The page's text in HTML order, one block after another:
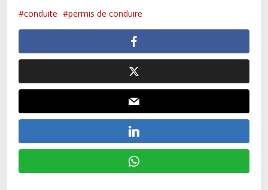
conduite permis de conduire